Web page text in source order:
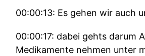
00:00:13: Es gehen wir auch
00:00:17: dabei gehts darum
Medikamente nehmen unter